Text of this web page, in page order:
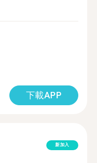
下載APP
新加入